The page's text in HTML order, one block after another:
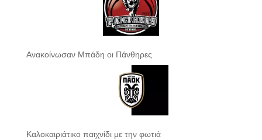
Ανακοίνωσαν Μπάδη οι Πάνθηρες
Καλοκαιριάτικο παιχνίδι με την φωτιά